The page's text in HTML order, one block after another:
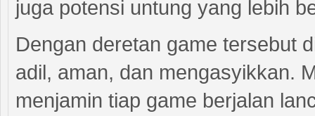
juga potensi untung yang lebih
Dengan deretan game tersebut
adil, aman, dan mengasyikkan.
menjamin tiap game berjalan